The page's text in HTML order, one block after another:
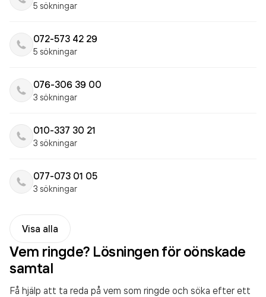
5 sökningar
072-573 42 29
5 sökningar
076-306 39 00
3 sökningar
010-337 30 21
3 sökningar
077-073 01 05
3 sökningar
Visa alla
Vem ringde? Lösningen för oönskade
samtal
Få hjälp att ta reda på vem som ringde och söka efter ett